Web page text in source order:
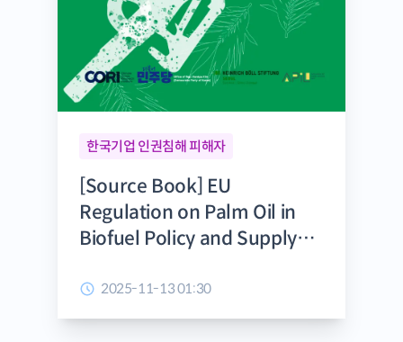
한국기업 인권침해 피해자
[Source Book] EU
Regulation on Palm Oil in
Biofuel Policy and Supply
Korea
2025-11-13 01:30